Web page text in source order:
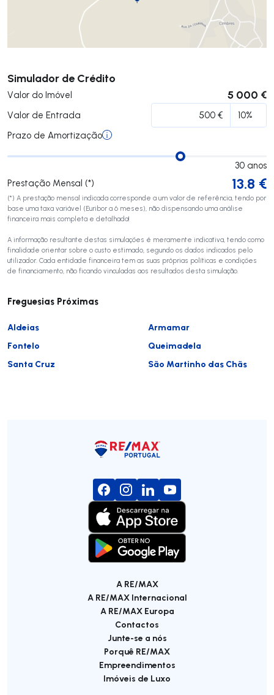
Simulador de Crédito
Valor do Imóvel 5 000 €
Valor de Entrada
Prazo de Amortização
30 anos
Prestação Mensal (*)
13.8 €
(*) A prestação mensal indicada corresponde a um valor de referência, tendo por
base uma taxa variável (Euribor a 6 meses), não dispensando uma análise
financeira mais completa e detalhada!
A informação resultante destas simulações é meramente indicativa, tendo como
finalidade orientar sobre o custo estimado, segundo os dados indicados pelo
utilizador. Cada entidade financeira tem as suas próprias políticas e condições
de financiamento, não ficando vinculadas aos resultados desta simulação.
Submeter
Freguesias Próximas
Aldeias
Armamar
Fontelo
Queimadela
Santa Cruz
São Martinho das Chãs
A RE/MAX
A RE/MAX Internacional
A RE/MAX Europa
Contactos
Junte-se a nós
Porquê RE/MAX
Empreendimentos
Imóveis de Luxo